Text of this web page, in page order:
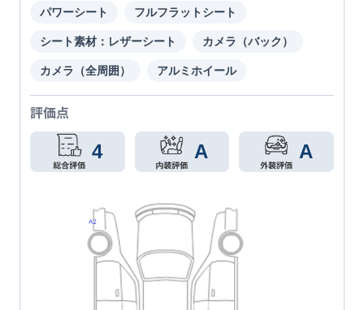
パワーシート フルフラットシート
シート素材：レザーシート カメラ（バック）
カメラ（全周囲） アルミホイール
評価点
4 A A